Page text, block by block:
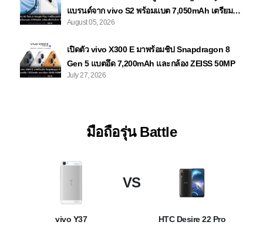
แบรนด์จาก vivo S2 พร้อมแบต 7,050mAh เตรียม
เปิดตัวเร็วๆ นี้
August 05, 2026
เปิดตัว vivo X300 E มาพร้อมชิป Snapdragon 8
Gen 5 แบตอึด 7,200mAh และกล้อง ZEISS 50MP
July 27, 2026
มือถือรุ่น Battle
vivo Y37
VS
HTC Desire 22 Pro